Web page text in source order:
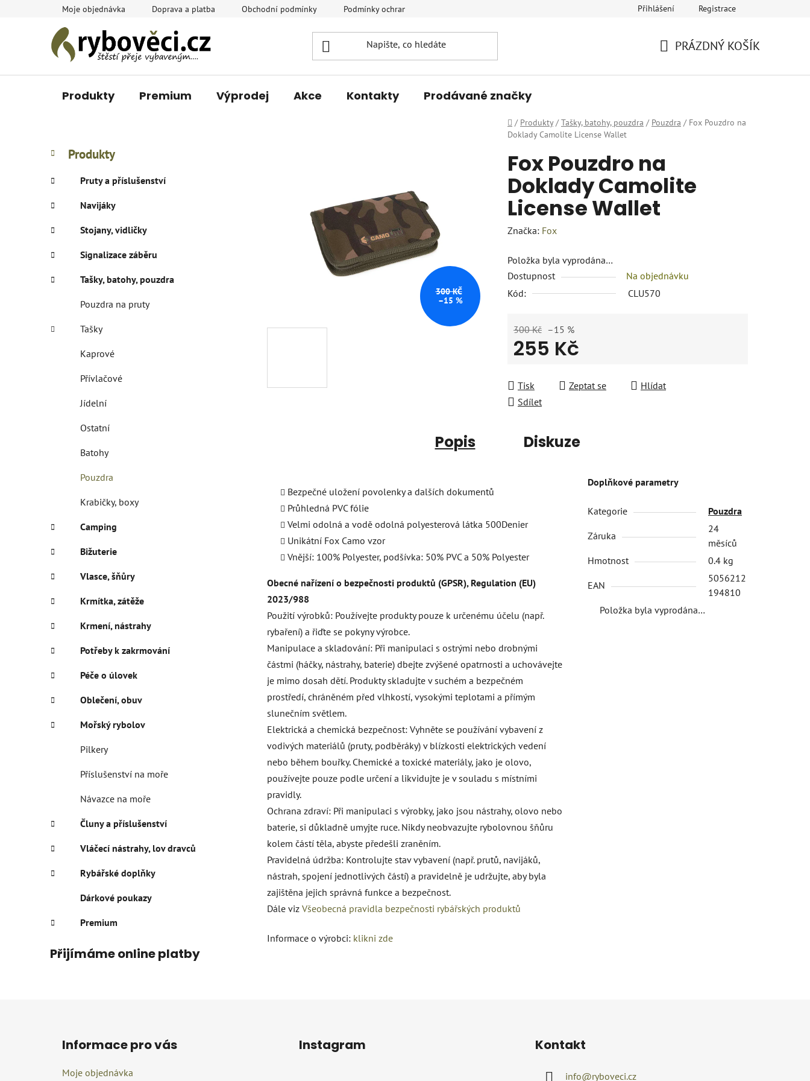
Moje objednávka Doprava a platba Obchodní podmínky Podmínky ochrany osobních údajů Provozovatel a fakturační údaje
Přihlášení Registrace
PRÁZDNÝ KOŠÍK
Produkty Premium Výprodej Akce Kontakty Prodávané značky
Domů
/ Produkty / Tašky, batohy, pouzdra / Pouzdra / Fox Pouzdro na
Doklady Camolite License Wallet
P
o
s
r
a
n
í
p
e
kategorie
K
a
e
g
o
r
e
Produkty
Pruty a příslušenství
Navijáky
Stojany, vidličky
Signalizace záběru
Tašky, batohy, pouzdra
Pouzdra na pruty
Tašky
Kaprové
Přívlačové
Jídelní
Ostatní
Batohy
Pouzdra
Krabičky, boxy
Camping
Bižuterie
Vlasce, šňůry
Krmítka, zátěže
Krmení, nástrahy
Potřeby k zakrmování
Péče o úlovek
Oblečení, obuv
Mořský rybolov
Pilkery
Příslušenství na moře
Návazce na moře
Čluny a příslušenství
Vláčecí nástrahy, lov dravců
Rybářské doplňky
Dárkové poukazy
Premium
Přijímáme online platby
Fox Pouzdro na
Doklady Camolite
License Wallet
Značka: Fox
Položka byla vyprodána…
Dostupnost
Na objednávku
Kód:
CLU570
300 Kč –15 %
255 Kč
Tisk
Zeptat se
Hlídat
Sdílet
300 KČ
–15 %
Popis Diskuze
Bezpečné uložení povolenky a dalších dokumentů
Průhledná PVC fólie
Velmi odolná a vodě odolná polyesterová látka 500Denier
Unikátní Fox Camo vzor
Vnější: 100% Polyester, podšívka: 50% PVC a 50% Polyester
Obecné nařízení o bezpečnosti produktů (GPSR), Regulation (EU)
2023/988
Použití výrobků: Používejte produkty pouze k určenému účelu (např.
rybaření) a řiďte se pokyny výrobce.
Manipulace a skladování: Při manipulaci s ostrými nebo drobnými
částmi (háčky, nástrahy, baterie) dbejte zvýšené opatrnosti a uchovávejte
je mimo dosah dětí. Produkty skladujte v suchém a bezpečném
prostředí, chráněném před vlhkostí, vysokými teplotami a přímým
slunečním světlem.
Elektrická a chemická bezpečnost: Vyhněte se používání vybavení z
vodivých materiálů (pruty, podběráky) v blízkosti elektrických vedení
nebo během bouřky. Chemické a toxické materiály, jako je olovo,
používejte pouze podle určení a likvidujte je v souladu s místními
pravidly.
Ochrana zdraví: Při manipulaci s výrobky, jako jsou nástrahy, olovo nebo
baterie, si důkladně umyjte ruce. Nikdy neobvazujte rybolovnou šňůru
kolem částí těla, abyste předešli zraněním.
Pravidelná údržba: Kontrolujte stav vybavení (např. prutů, navijáků,
nástrah, spojení jednotlivých částí) a pravidelně je udržujte, aby byla
zajištěna jejich správná funkce a bezpečnost.
Dále viz Všeobecná pravidla bezpečnosti rybářských produktů
Informace o výrobci: klikni zde
Doplňkové parametry
Kategorie Pouzdra
Záruka
24
měsíců
Hmotnost
0.4 kg
EAN
5056212
194810
Položka byla vyprodána…
Informace pro vás
Moje objednávka
Instagram Kontakt
info@ryboveci.cz